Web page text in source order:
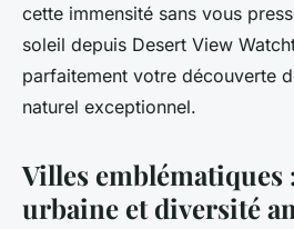
cette immensité sans vous
soleil depuis Desert View
parfaitement votre découverte
naturel exceptionnel.
Villes
urbaine et diversité